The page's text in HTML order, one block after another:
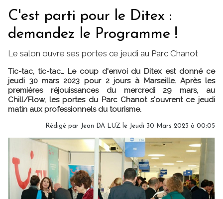
C'est parti pour le Ditex :
demandez le Programme !
Le salon ouvre ses portes ce jeudi au Parc Chanot
Tic-tac, tic-tac… Le coup d'envoi du Ditex est donné ce
jeudi 30 mars 2023 pour 2 jours à Marseille. Après les
premières réjouissances du mercredi 29 mars, au
Chill/Flow, les portes du Parc Chanot s'ouvrent ce jeudi
matin aux professionnels du tourisme.
Rédigé par Jean DA LUZ le Jeudi 30 Mars 2023 à 00:05